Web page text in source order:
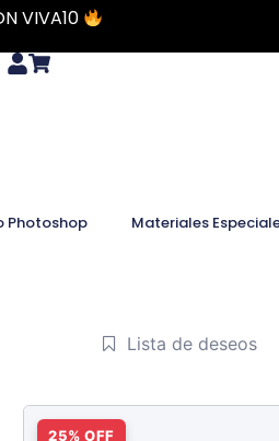
VIVA10
Photoshop Materiales
Lista de deseos